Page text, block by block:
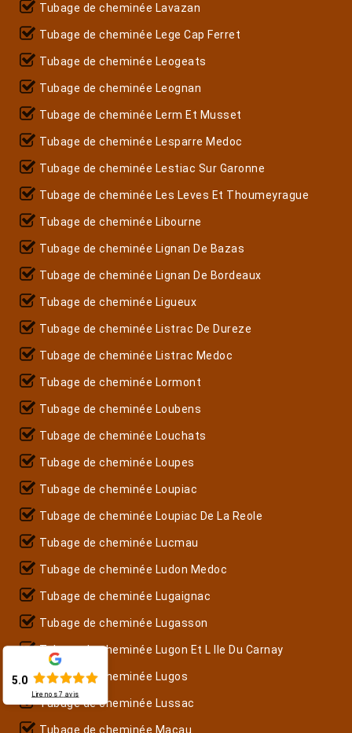
Tubage de cheminée Lavazan
Tubage de cheminée Lege Cap Ferret
Tubage de cheminée Leogeats
Tubage de cheminée Leognan
Tubage de cheminée Lerm Et Musset
Tubage de cheminée Lesparre Medoc
Tubage de cheminée Lestiac Sur Garonne
Tubage de cheminée Les Leves Et Thoumeyrague
Tubage de cheminée Libourne
Tubage de cheminée Lignan De Bazas
Tubage de cheminée Lignan De Bordeaux
Tubage de cheminée Ligueux
Tubage de cheminée Listrac De Dureze
Tubage de cheminée Listrac Medoc
Tubage de cheminée Lormont
Tubage de cheminée Loubens
Tubage de cheminée Louchats
Tubage de cheminée Loupes
Tubage de cheminée Loupiac
Tubage de cheminée Loupiac De La Reole
Tubage de cheminée Lucmau
Tubage de cheminée Ludon Medoc
Tubage de cheminée Lugaignac
Tubage de cheminée Lugasson
Tubage de cheminée Lugon Et L Ile Du Carnay
Tubage de cheminée Lugos
Tubage de cheminée Lussac
Tubage de cheminée Macau
5.0
Lire nos7 avis